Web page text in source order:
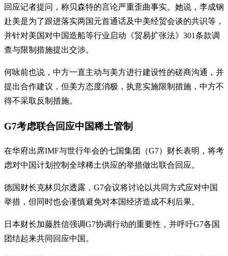
回应记者提问，称贝森特的言论严重歪曲事实。她说，李成钢
赴美是为了跟进落实两国元首通话及中美经贸会谈的共识等，
并针对美国对中国造船等行业启动《贸易扩张法》301条款调
查与限制措施提出交涉。
何咏前也说，中方一直主动与美方进行建设性的磋商沟通，并
提出合作建议，但美方态度消极，执意实施限制措施，中方不
得不采取反制措施。
G7考虑联合回应中国稀土管制
在华府出席IMF与世行年会的七国集团（G7）财长表明，将考
虑对中国计划控制全球稀土供应的举措做出联合回应。
德国财长克林贝尔透露，G7会议将讨论以共同方式应对中国
举措，但同时也会谨慎避免对本国经济造成不利后果。
日本财长加藤胜信强调G7协调行动的重要性，并呼吁G7各国
团结起来共同回应中国。